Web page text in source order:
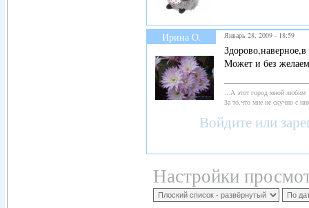
Ирина О. Январь 28, 2009 - 18:59
Может и без
...А этот город мной любим
За то,что мне не скучно с
Войдите или
Настройки